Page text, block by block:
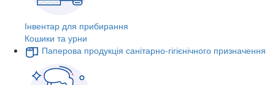
Інвентар для прибирання
Кошики та урни
Паперова продукція санітарно-гігієнічного призначення